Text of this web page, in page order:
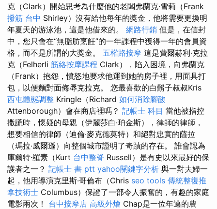
克（Clark）開始思考為什麼他的老闆弗蘭克·雪莉（Frank
撥筋 台中 Shirley）沒有給他每年的獎金，他將需要更換明
年夏天的游泳池，這是他借來的。 網路行銷 但是，在信封
中，您只會在“無脂肪烹飪”的一年課程中獲得一年的會員資
格，而不是所謂的大獎金。 五權路按摩 這是費爾赫利·克拉
克（Felherli 筋絡按摩課程 Clark），陷入困境，向弗蘭克
（Frank）抱怨，憤怒地要求他運到她的房子裡，用面具打
包，以便麵對面侮辱克拉克。 您最喜歡的白鬍子叔叔Kris
西屯體態調整 Kringle（Richard 如何消除腳酸
Attenborough）會在商店裡嗎？ 記帳士 科目 當他被指控
撒謊時，懷疑的母親（伊麗莎白·珀金斯），律師的律師，
想要相信的律師（迪倫·麥克德莫特）和絕對忠實的薩拉
（瑪拉·威爾遜）向整個城市證明了奇蹟的存在。 誰會認為
庫爾特·羅素（Kurt 台中整脊 Russell）是有史以來最好的保
護者之一？ 記帳士 書 ptt yahoo關鍵字分析 與一對夫婦一
起，他用導演克里斯·哥倫布（Chris seo tools 傳統整復推
拿技術士 Columbus）保證了一部令人振奮的，有趣的家庭
電影兩次！ 台中按摩店 高級外燴 Chap是一位年邁的農